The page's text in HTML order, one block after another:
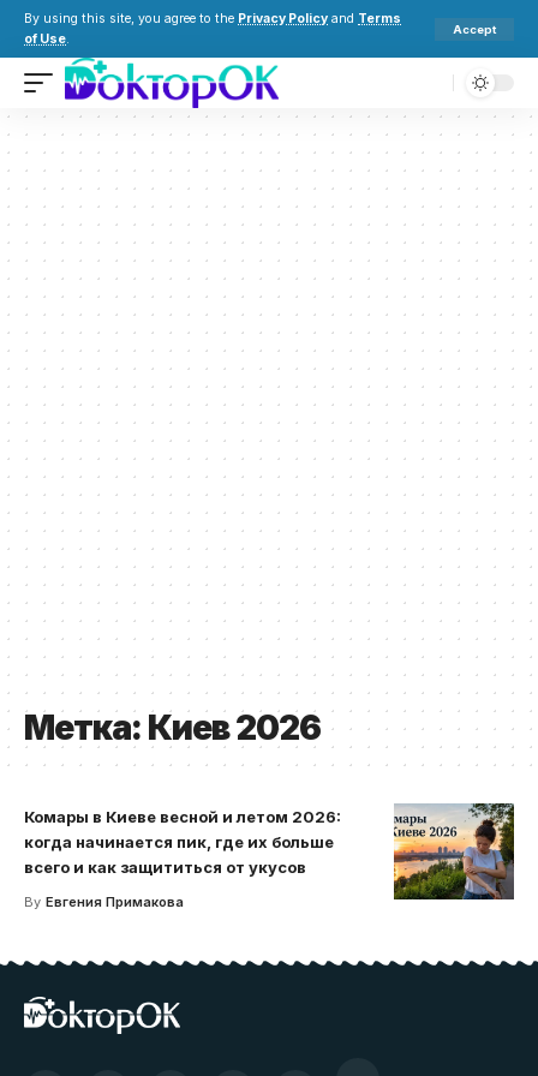
By using this site, you agree to the Privacy Policy and Terms
of Use.
Accept
Метка: Киев 2026
Комары в Киеве весной и летом 2026:
когда начинается пик, где их больше
всего и как защититься от укусов
By Евгения Примакова